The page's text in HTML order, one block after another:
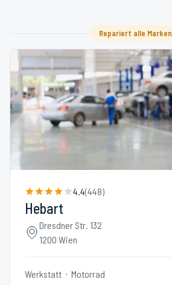
Repariert alle Marken
4.4(448)
Hebart
Dresdner Str. 132
1200 Wien
Werkstatt Motorrad